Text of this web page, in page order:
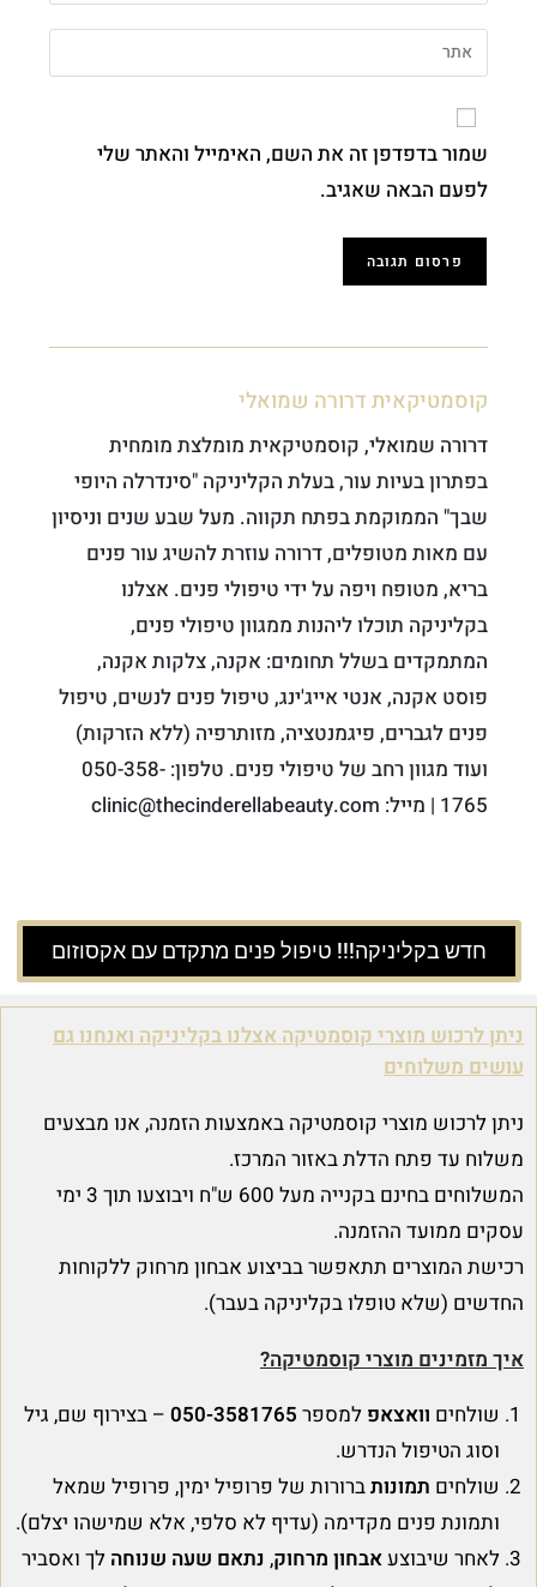
שמור בדפדפן זה את השם, האימייל והאתר שלי
לפעם הבאה שאגיב.
קוסמטיקאית דרורה שמואלי
דרורה שמואלי, קוסמטיקאית מומלצת מומחית
בפתרון בעיות עור, בעלת הקליניקה "סינדרלה היופי
שבך" הממוקמת בפתח תקווה. מעל שבע שנים וניסיון
עם מאות מטופלים, דרורה עוזרת להשיג עור פנים
בריא, מטופח ויפה על ידי טיפולי פנים. אצלנו
בקליניקה תוכלו ליהנות ממגוון טיפולי פנים,
המתמקדים בשלל תחומים: אקנה, צלקות אקנה,
פוסט אקנה, אנטי אייג'ינג, טיפול פנים לנשים, טיפול
פנים לגברים, פיגמנטציה, מזותרפיה (ללא הזרקות)
ועוד מגוון רחב של טיפולי פנים. טלפון: 050-358-
1765 | מייל: clinic@thecinderellabeauty.com
חדש בקליניקה!!! טיפול פנים מתקדם עם אקסוזום
ניתן לרכוש מוצרי קוסמטיקה אצלנו בקליניקה ואנחנו גם
עושים משלוחים
ניתן לרכוש מוצרי קוסמטיקה באמצעות הזמנה, אנו מבצעים
משלוח עד פתח הדלת באזור המרכז.
המשלוחים בחינם בקנייה מעל 600 ש"ח ויבוצעו תוך 3 ימי
עסקים ממועד ההזמנה.
רכישת המוצרים תתאפשר בביצוע אבחון מרחוק ללקוחות
החדשים (שלא טופלו בקליניקה בעבר).
איך מזמינים מוצרי קוסמטיקה?
שולחים וואצאפ למספר 050-3581765 – בצירוף שם, גיל
וסוג הטיפול הנדרש.
שולחים תמונותברורות של פרופיל ימין, פרופיל שמאל
ותמונת פנים מקדימה (עדיף לא סלפי, אלא שמישהו יצלם).
לאחר שיבוצעאבחון מרחוק, נתאם שעה שנוחה לך ואסביר